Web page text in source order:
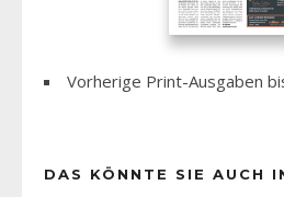
Vorherige Print-Ausgaben
DAS KÖNNTE SIE AUCH